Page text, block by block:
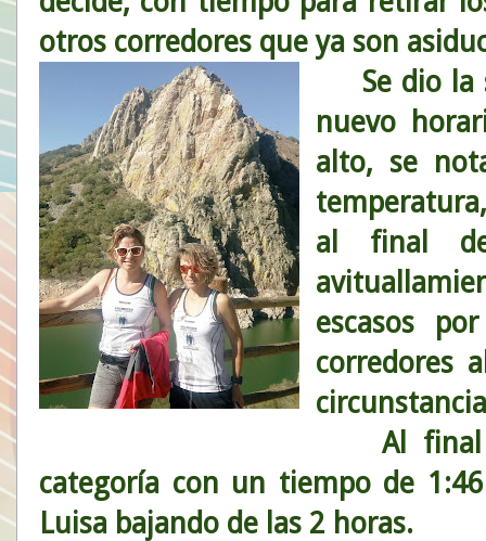
otros corredores que ya son
Se dio
nuevo
alto, se
al final
escasos
corredores
Al final
categoría con un tiempo de
Luisa bajando de las 2 horas.